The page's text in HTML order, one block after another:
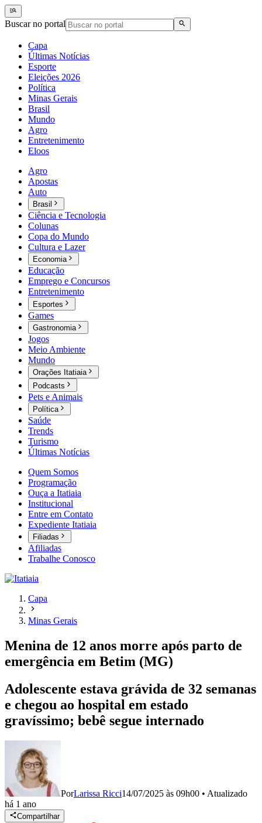
Buscar no portal
Capa
Últimas Notícias
Esporte
Eleições 2026
Política
Minas Gerais
Brasil
Mundo
Agro
Entretenimento
Eloos
Agro
Apostas
Auto
Brasil
Ciência e Tecnologia
Colunas
Copa do Mundo
Cultura e Lazer
Economia
Educação
Emprego e Concursos
Entretenimento
Esportes
Games
Gastronomia
Jogos
Meio Ambiente
Mundo
Orações Itatiaia
Podcasts
Pets e Animais
Política
Saúde
Trends
Turismo
Últimas Notícias
Quem Somos
Programação
Ouça a Itatiaia
Institucional
Entre em Contato
Expediente Itatiaia
Filiadas
Afiliadas
Trabalhe Conosco
Capa
Minas Gerais
Menina de 12 anos morre após parto de
emergência em Betim (MG)
Adolescente estava grávida de 32 semanas
e chegou ao hospital em estado
gravíssimo; bebê segue internado
PorLarissa Ricci14/07/2025 às 09h00 • Atualizado
há 1 ano
Compartilhar